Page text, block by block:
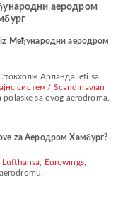
аеродром
iz Међународни аеродром
Арланда leti sa
систем / Scandinavian
sa ovog aerodroma.
za Аеродром Хамбург?
Lufthansa Eurowings,